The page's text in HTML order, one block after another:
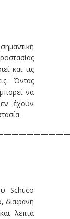
και τις
Όντας
να
έχουν
Schüco
διαφανή
λεπτά